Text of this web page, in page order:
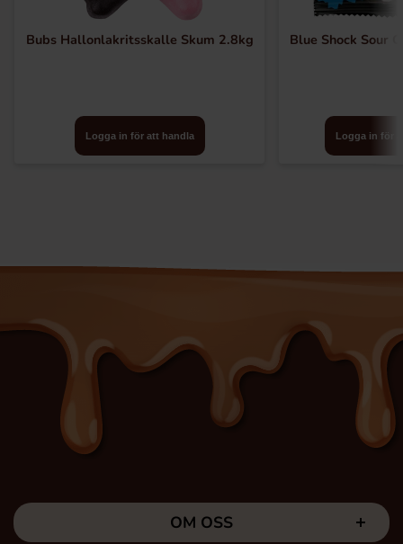
Bubs Hallonlakritsskalle Skum 2.8kg
Logga in för att handla
Blue Shock Sour
Logga in för
OM OSS